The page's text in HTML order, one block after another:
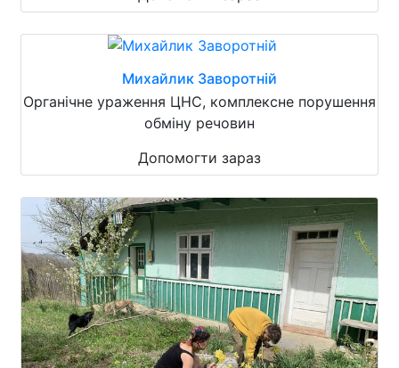
Михайлик Заворотній
Органічне ураження ЦНС, комплексне порушення
обміну речовин
Допомогти зараз